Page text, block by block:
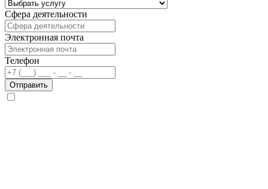
Сфера деятельности
Электронная почта
Телефон
Отправить